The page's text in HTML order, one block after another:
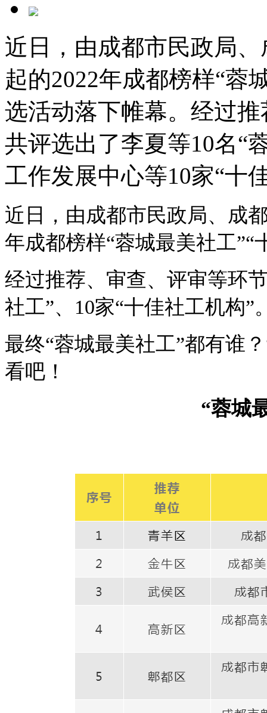
近日，由成都市民政局
起的2022年成都榜样“蓉
选活动落下帷幕。经过
共评选出了李夏等10名“
工作发展中心等10家“十
近日，由成都市民政局、成
年成都榜样“蓉城最美社工
经过推荐、审查、评审等环
社工”、10家“十佳社工机构”
最终“蓉城最美社工”都有谁
看吧！
“蓉城